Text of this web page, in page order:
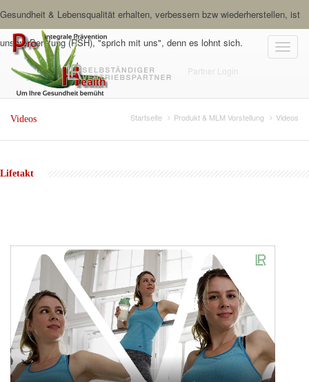
Gesundheit & Lebensqualität erhalten, verbessern bzw wiederherstellen, ist
unsere Berufung (RSH), "sprich mit uns", denn es lohnt sich.
Partner Login
Videos Startseite Produkt & MLM Vorstellung Videos
Lifetakt